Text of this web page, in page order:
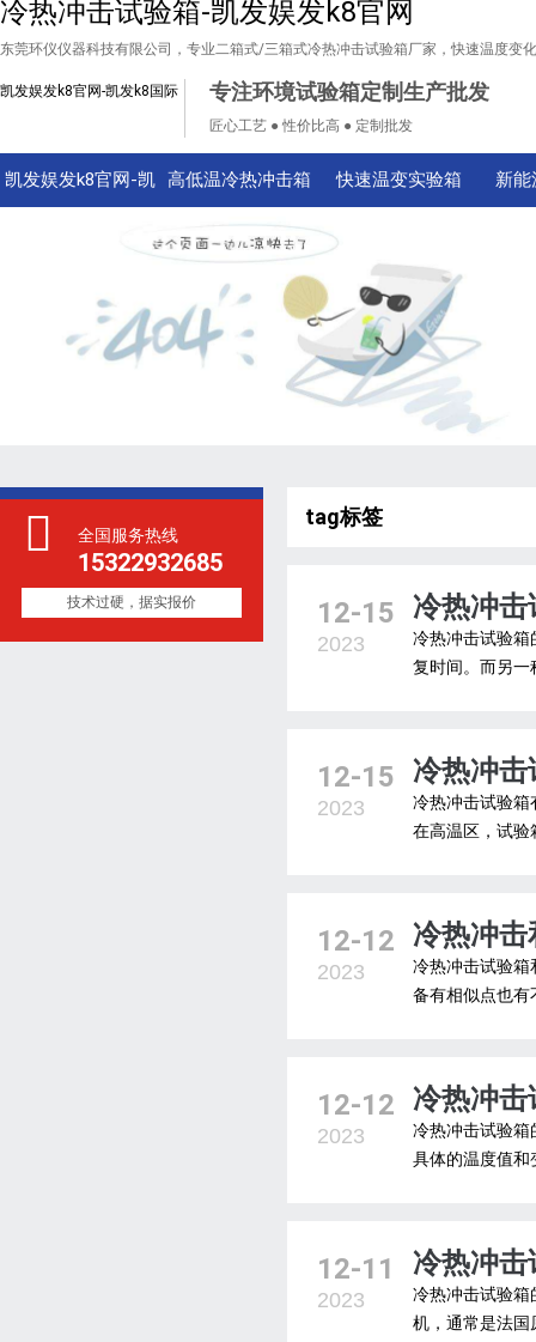
冷热冲击试验箱-凯发娱发k8官网
东莞环仪仪器科技有限公司，专业二箱式/三箱式冷热冲击试验箱厂家，快速温度变
凯发娱发k8官网-凯发k8国际 专注环境试验箱定制生产批发
匠心工艺 ● 性价比高 ● 定制批发
凯发娱发k8官网-凯 高低温冷热冲击箱 快速温变实验箱 新
全国服务热线
15322932685
技术过硬，据实报价
tag标签
12-15
2023
冷热冲
冷热冲击试验箱
复时间。而另一
12-15
2023
冷热冲击
冷热冲击试验箱
在高温区，试验
12-12
2023
冷热冲击
冷热冲击试验箱
备有相似点也有
12-12
2023
冷热冲击
冷热冲击试验
具体的温度值和
12-11
2023
冷热冲击
冷热冲击试验箱
机，通常是法国